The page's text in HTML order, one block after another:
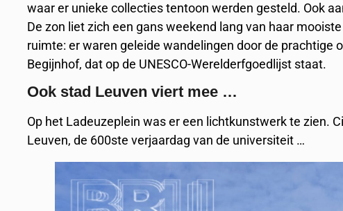
waar er unieke collecties tentoon werden gesteld. Ook
De zon liet zich een gans weekend lang van haar
ruimte: er waren geleide wandelingen door de prachtige
Begijnhof, dat op de UNESCO-Werelderfgoedlijst staat.
Ook stad Leuven viert mee …
Op het Ladeuzeplein was er een lichtkunstwerk te zien.
Leuven, de 600ste verjaardag van de universiteit …